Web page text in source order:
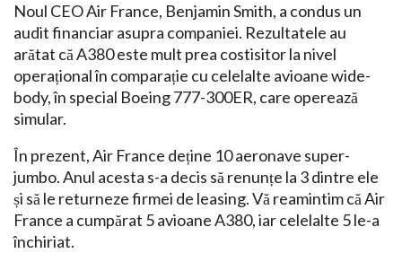
Noul CEO Air France, Benjamin Smith, a condus un
audit financiar asupra companiei. Rezultatele au
arătat că A380 este mult prea costisitor la nivel
operațional în comparație cu celelalte avioane wide-
body, în special Boeing 777-300ER, care operează
simular.
În prezent, Air France deține 10 aeronave super-
jumbo. Anul acesta s-a decis să renunțe la 3 dintre ele
și să le returneze firmei de leasing. Vă reamintim că Air
France a cumpărat 5 avioane A380, iar celelalte 5 le-a
închiriat.